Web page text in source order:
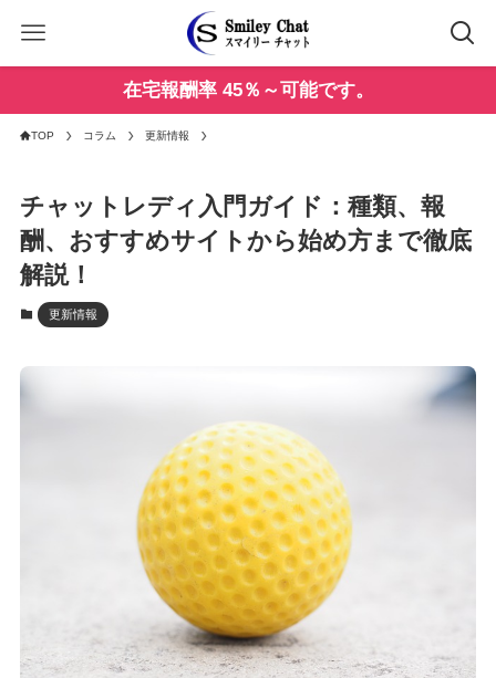
在宅報酬率 45％～可能です。
TOP コラム 更新情報
チャットレディ入門ガイド：種類、報
酬、おすすめサイトから始め方まで徹底
解説！
更新情報